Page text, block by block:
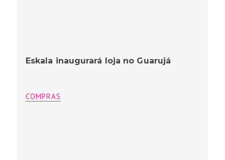
Eskala inaugurará loja no Guarujá
COMPRAS